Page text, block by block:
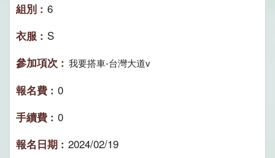
6
S
我要搭車-台灣大道v
0
0
2024/02/19